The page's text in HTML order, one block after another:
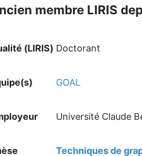
membre LIRIS
(LIRIS) Doctorant
GOAL
Université Claude
Techniques de